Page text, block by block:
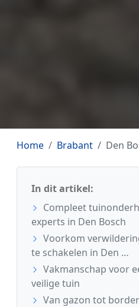
Home Brabant Den
In dit artikel:
Compleet
experts in Den Bosch
Voorkom
te schakelen in Den …
Vakmanschap voor
veilige tuin
Van gazon tot